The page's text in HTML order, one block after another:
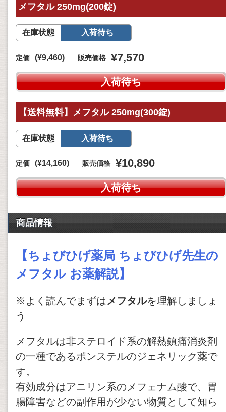
メフタル 250mg(200錠)
在庫状態 入荷待ち
定価 (¥9,460) 販売価格 ¥7,570
入荷待ち
【送料無料】メフタル 250mg(300錠)
在庫状態 入荷待ち
定価 (¥14,160) 販売価格 ¥10,890
入荷待ち
商品情報
【ちょびひげ薬局 ちょびひげ先生の
メフタル お薬解説】
※よく読んでまずは メフタルを理解しましょ
う
メフタルは非ステロイド系の解熱鎮痛消炎剤
の一種であるポンステルのジェネリック薬で
す。
有効成分はアニリン系のメフェナム酸で、胃
腸障害などの副作用が少ない物質として知ら